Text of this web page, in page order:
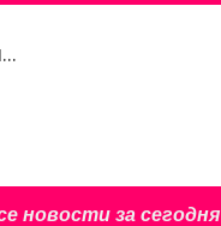
новости за сегодня